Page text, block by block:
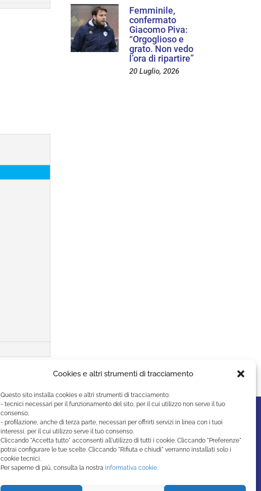
Cookies e altri strumenti di tracciamento
Questo sito installa cookies e altri strumenti di tracciamento:
- tecnici necessari per il funzionamento del sito, per il cui utilizzo non serve il tuo
consenso;
- profilazione, anche di terza parte, necessari per offrirti servizi in linea con i tuoi
interessi, per il cui utilizzo serve il tuo consenso.
Cliccando "Accetta tutto" acconsenti all'utilizzo di tutti i cookie. Cliccando "Preferenze"
potrai configurare le tue scelte. Cliccando "Rifiuta e chiudi" verranno installati solo i
cookie tecnici.
Per saperne di più, consulta la nostra informativa cookie.
Femminile,
confermato
Giacomo Piva:
“Orgoglioso e
grato. Non vedo
l’ora di ripartire”
20 Luglio, 2026